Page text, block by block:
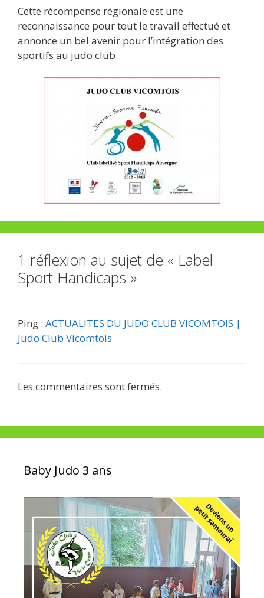
Cette récompense régionale est une
reconnaissance pour tout le travail effectué et
annonce un bel avenir pour l’intégration des
sportifs au judo club.
1 réflexion au sujet de « Label
Sport Handicaps »
Ping : ACTUALITES DU JUDO CLUB VICOMTOIS |
Judo Club Vicomtois
Les commentaires sont fermés.
Baby Judo 3 ans